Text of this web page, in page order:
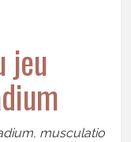
jeu
, musculatio